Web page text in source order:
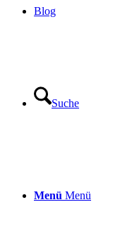
Blog
Suche
Menü Menü